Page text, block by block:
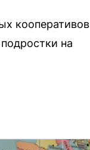
кооперативов
на